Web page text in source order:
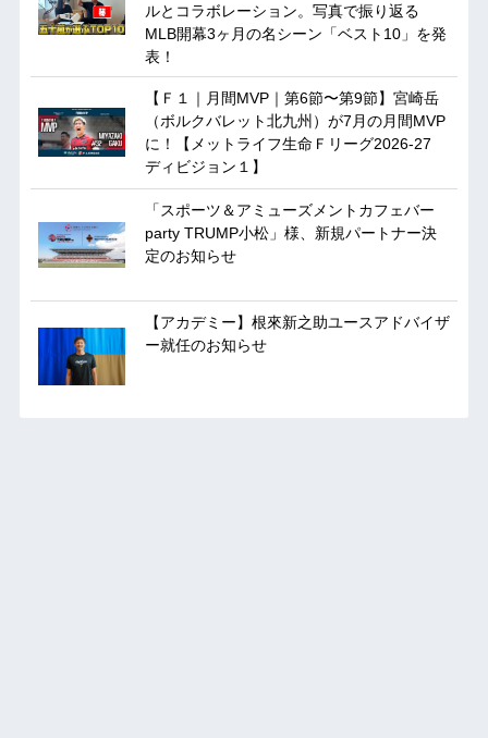
ルとコラボレーション。写真で振り返る
MLB開幕3ヶ月の名シーン「ベスト10」を発
表！
【Ｆ１｜月間MVP｜第6節〜第9節】宮崎岳
（ボルクバレット北九州）が7月の月間MVP
に！【メットライフ生命Ｆリーグ2026-27
ディビジョン１】
「スポーツ＆アミューズメントカフェバー
party TRUMP小松」様、新規パートナー決
定のお知らせ
【アカデミー】根來新之助ユースアドバイザ
ー就任のお知らせ